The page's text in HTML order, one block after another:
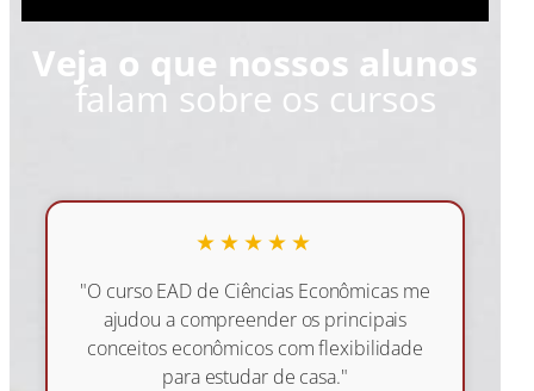
Veja o que nossos alunos
falam sobre os cursos
★★★★★
"O curso EAD de Ciências Econômicas me
ajudou a compreender os principais
conceitos econômicos com flexibilidade
para estudar de casa."